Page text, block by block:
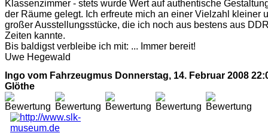
Klassenzimmer - stets wurde Wert auf authentische
der Räume gelegt. Ich erfreute mich an einer Vielzahl kleiner
großer Ausstellungsstücke, die ich noch aus bestens aus
Zeiten kannte.
Bis baldigst verbleibe ich mit: ... Immer bereit!
Uwe Hegewald
Ingo vom Fahrzeugmus Donnerstag, 14. Februar 2008
Glöthe